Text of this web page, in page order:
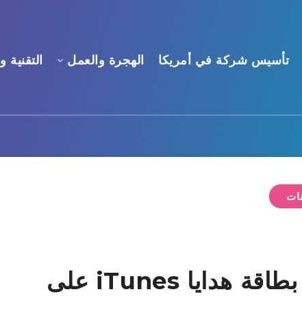
تأسيس شركة في أمريكا الهجرة والعمل التقنية
طريقة استرداد قيمة بطاقة هدايا iTunes على